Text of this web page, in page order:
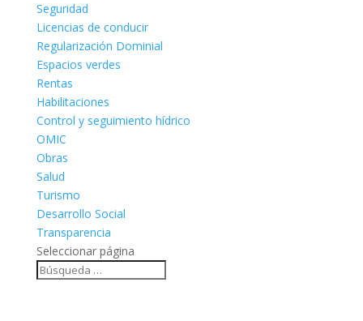
Seguridad
Licencias de conducir
Regularización Dominial
Espacios verdes
Rentas
Habilitaciones
Control y seguimiento hídrico
OMIC
Obras
Salud
Turismo
Desarrollo Social
Transparencia
Seleccionar página